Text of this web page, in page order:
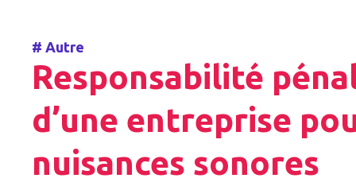
# Autre
Responsabilité
d’une entreprise
nuisances sonores